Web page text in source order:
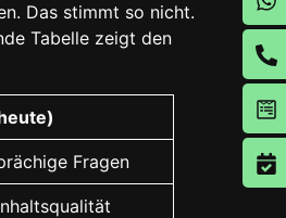
Das stimmt so nicht.
Tabelle zeigt den
Fragen